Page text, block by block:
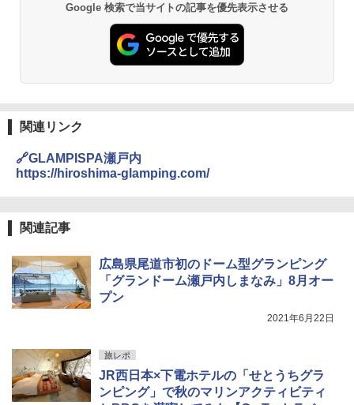
026リニューアル 急速冷凍 空間倍増 衛生的
コンパクト 保冷力長持ち
￥2,980
￥6,999
付き ヒグマ・イノシシ対策 自治体・教育機
関の購入実績 登山・キャンプ・アウトドア・
防災用品 長期保存可能 緊急時用 日本国内発
着替えテント トイレテント 透けない【換気
通気窓付き】収納袋付き UVカット 防水 防災
Google 検索で当サイトの記事を優先表示させる
関連リンク
🔗GLAMPISPA瀬戸内
https://hiroshima-glamping.com/
関連記事
広島県尾道市初のドーム型グランピング
「グランドーム瀬戸内しまなみ」8月オー
プン
2021年6月22日
旅レポ
JR西日本×下電ホテルの「せとうちグラ
ンピング」で秋のマリンアクティビティ